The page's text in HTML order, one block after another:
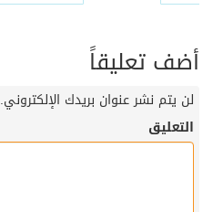
أضف تعليقاً
لن يتم نشر عنوان بريدك الإلكتروني.
التعليق